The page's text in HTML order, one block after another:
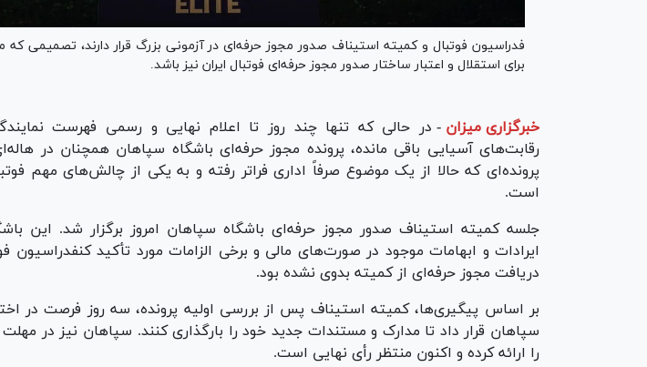
فدراسیون فوتبال و کمیته استیناف صدور مجوز حرفه‌ای در آزمونی بزرگ قرار دارند، تصمیمی که
برای استقلال و اعتبار ساختار صدور مجوز حرفه‌ای فوتبال ایران نیز باشد.
خبرگزاری میزان - در حالی که تنها چند روز تا اعلام نهایی و رسمی فهرست
رقابت‌های آسیایی باقی مانده، پرونده مجوز حرفه‌ای باشگاه سپاهان همچنان در هاله‌ای
پرونده‌ای که حالا از یک موضوع صرفاً اداری فراتر رفته و به یکی از چالش‌های مهم
است.
جلسه کمیته استیناف صدور مجوز حرفه‌ای باشگاه سپاهان امروز برگزار شد. این
ایرادات و ابهامات موجود در صورت‌های مالی و برخی الزامات مورد تأکید کنفدراسیون
دریافت مجوز حرفه‌ای از کمیته بدوی نشده بود.
بر اساس پیگیری‌ها، کمیته استیناف پس از بررسی اولیه پرونده، سه روز فرصت در
سپاهان قرار داد تا مدارک و مستندات جدید خود را بارگذاری کنند. سپاهان نیز در مهلت
را ارائه کرده و اکنون منتظر رأی نهایی است.